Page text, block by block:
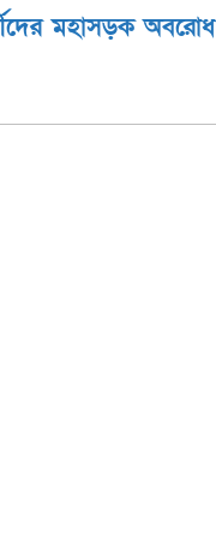
মহাসড়ক অবরোধ